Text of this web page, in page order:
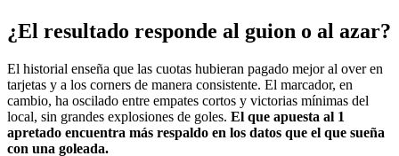
¿El resultado responde al guion o al azar?
El historial enseña que las cuotas hubieran pagado mejor al over en
tarjetas y a los corners de manera consistente. El marcador, en
cambio, ha oscilado entre empates cortos y victorias mínimas del
local, sin grandes explosiones de goles. El que apuesta al 1
apretado encuentra más respaldo en los datos que el que sueña
con una goleada.